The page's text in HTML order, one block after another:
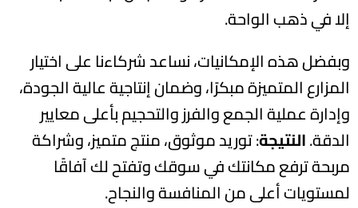
إلا في ذهب الواحة.
وبفضل هذه الإمكانيات، نساعد شركاءنا على اختيار
المزارع المتميزة مبكرًا، وضمان إنتاجية عالية الجودة،
وإدارة عملية الجمع والفرز والتحجيم بأعلى معايير
الدقة.النتيجة: توريد موثوق، منتج متميز، وشراكة
مربحة ترفع مكانتك في سوقك وتفتح لك آفاقًا
لمستويات أعلى من المنافسة والنجاح.